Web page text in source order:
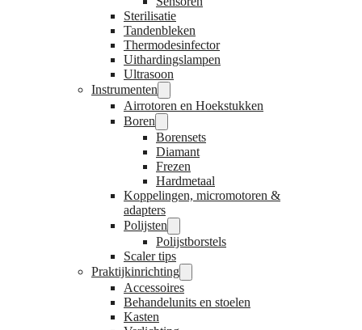
Sterilisatie
Tandenbleken
Thermodesinfector
Uithardingslampen
Ultrasoon
Instrumenten
Airrotoren en Hoekstukken
Boren
Borensets
Diamant
Frezen
Hardmetaal
Koppelingen, micromotoren &
adapters
Polijsten
Polijstborstels
Scaler tips
Praktijkinrichting
Accessoires
Behandelunits en stoelen
Kasten